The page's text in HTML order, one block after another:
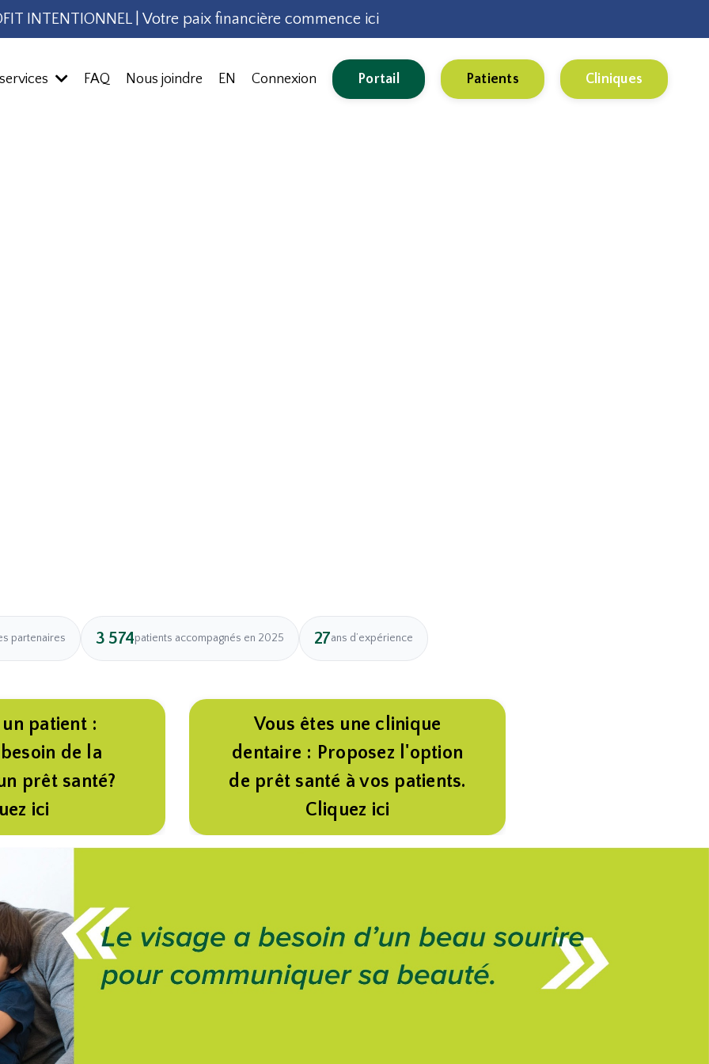
INTENTIONNEL | Votre paix financière commence ici
FAQ Nous joindre EN Connexion Portail Patients Cliniques
partenaires 3 574patients accompagnés en 2025 27ans d’expérience
patient :
de la
prêt santé?
ici
Vous êtes une clinique
dentaire : Proposez l'option
de prêt santé à vos patients.
Cliquez ici